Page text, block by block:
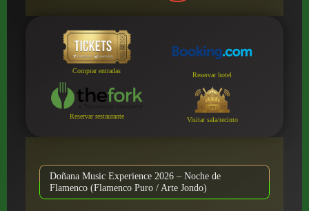
Comprar entradas
Reservar hotel
Reservar restaurante Visitar sala/recinto
Doñana Music Experience 2026 – Noche de
Flamenco (Flamenco Puro / Arte Jondo)